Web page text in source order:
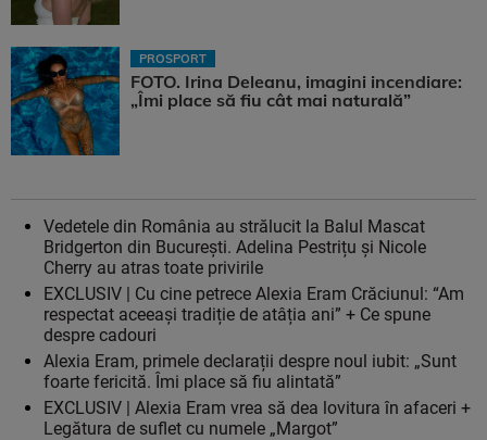
PROSPORT
FOTO. Irina Deleanu, imagini incendiare:
„Îmi place să fiu cât mai naturală”
Vedetele din România au strălucit la Balul Mascat
Bridgerton din București. Adelina Pestrițu și Nicole
Cherry au atras toate privirile
EXCLUSIV | Cu cine petrece Alexia Eram Crăciunul: “Am
respectat aceeași tradiție de atâția ani” + Ce spune
despre cadouri
Alexia Eram, primele declarații despre noul iubit: „Sunt
foarte fericită. Îmi place să fiu alintată”
EXCLUSIV | Alexia Eram vrea să dea lovitura în afaceri +
Legătura de suflet cu numele „Margot”